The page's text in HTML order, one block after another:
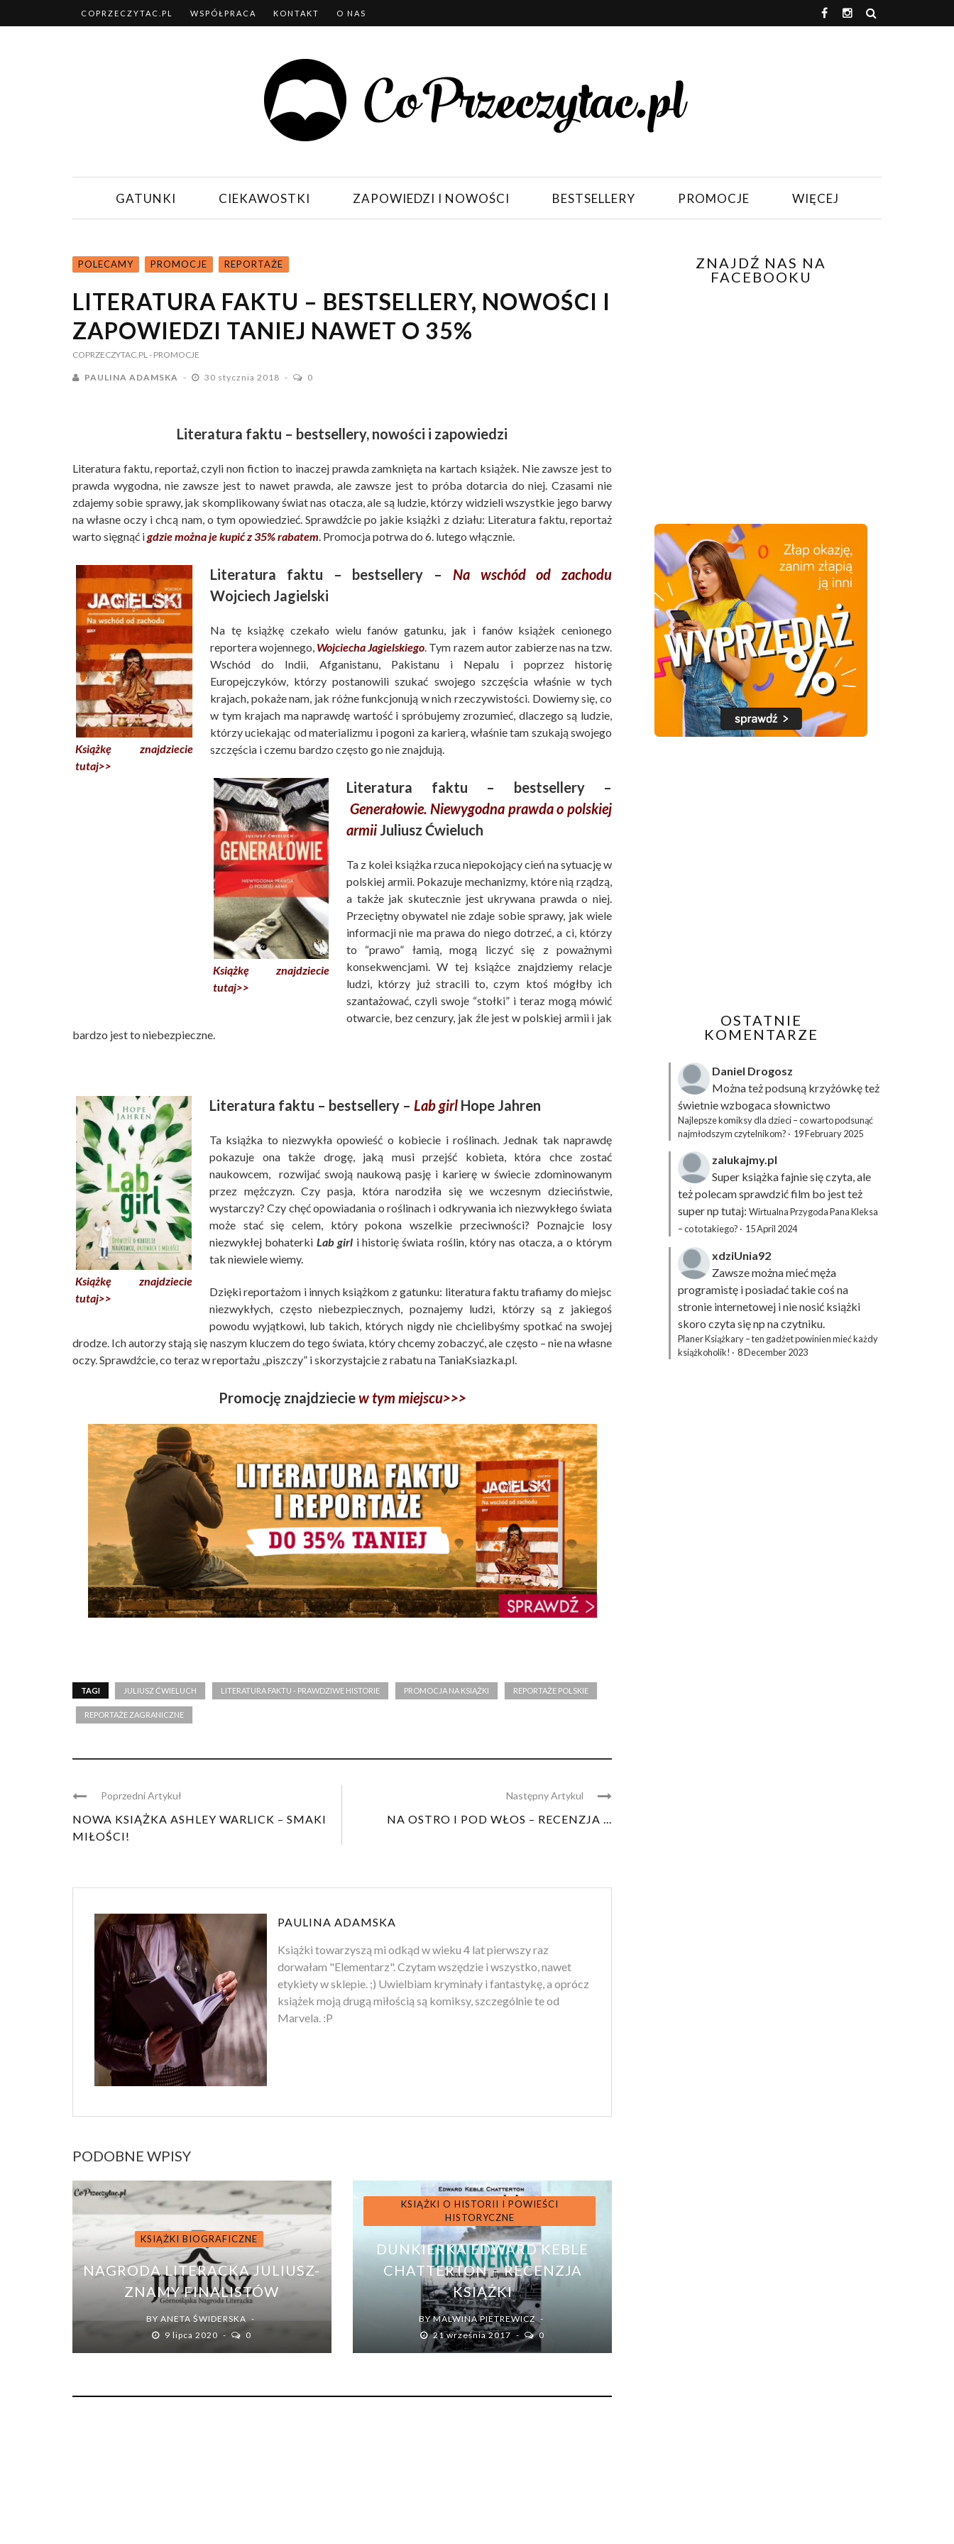
COPRZECZYTAC.PL WSPÓŁPRACA KONTAKT O NAS
GATUNKI CIEKAWOSTKI ZAPOWIEDZI I NOWOŚCI BESTSELLERY PROMOCJE WIĘCEJ
POLECAMY PROMOCJE REPORTAŻE
LITERATURA FAKTU – BESTSELLERY, NOWOŚCI I
ZAPOWIEDZI TANIEJ NAWET O 35%
COPRZECZYTAC.PL- PROMOCJE
PAULINA ADAMSKA 30 stycznia 2018 0
Literatura faktu – bestsellery, nowości i zapowiedzi
Literatura faktu, reportaż, czyli non fiction to inaczej prawda zamknięta na kartach książek. Nie zawsze jest to
prawda wygodna, nie zawsze jest to nawet prawda, ale zawsze jest to próba dotarcia do niej. Czasami nie
zdajemy sobie sprawy, jak skomplikowany świat nas otacza, ale są ludzie, którzy widzieli wszystkie jego barwy
na własne oczy i chcą nam, o tym opowiedzieć. Sprawdźcie po jakie książki z działu: Literatura faktu, reportaż
warto sięgnąć igdzie można je kupić z 35% rabatem. Promocja potrwa do 6. lutego włącznie.
Książkę znajdziecie
tutaj>>
Literatura faktu – bestsellery – Na wschód od zachodu
Wojciech Jagielski
Na tę książkę czekało wielu fanów gatunku, jak i fanów książek cenionego
reportera wojennego, Wojciecha Jagielskiego. Tym razem autor zabierze nas na tzw.
Wschód do Indii, Afganistanu, Pakistanu i Nepalu i poprzez historię
Europejczyków, którzy postanowili szukać swojego szczęścia właśnie w tych
krajach, pokaże nam, jak różne funkcjonują w nich rzeczywistości. Dowiemy się, co
w tym krajach ma naprawdę wartość i spróbujemy zrozumieć, dlaczego są ludzie,
którzy uciekając od materializmu i pogoni za karierą, właśnie tam szukają swojego
szczęścia i czemu bardzo często go nie znajdują.
Książkę znajdziecie
tutaj>>
Literatura faktu – bestsellery –
Generałowie. Niewygodna prawda o polskiej
armii Juliusz Ćwieluch
Ta z kolei książka rzuca niepokojący cień na sytuację w
polskiej armii. Pokazuje mechanizmy, które nią rządzą,
a także jak skutecznie jest ukrywana prawda o niej.
Przeciętny obywatel nie zdaje sobie sprawy, jak wiele
informacji nie ma prawa do niego dotrzeć, a ci, którzy
to “prawo” łamią, mogą liczyć się z poważnymi
konsekwencjami. W tej książce znajdziemy relacje
ludzi, którzy już stracili to, czym ktoś mógłby ich
szantażować, czyli swoje “stołki” i teraz mogą mówić
otwarcie, bez cenzury, jak źle jest w polskiej armii i jak
bardzo jest to niebezpieczne.
Książkę znajdziecie
tutaj>>
Literatura faktu – bestsellery – Lab girl Hope Jahren
Ta książka to niezwykła opowieść o kobiecie i roślinach. Jednak tak naprawdę
pokazuje ona także drogę, jaką musi przejść kobieta, która chce zostać
naukowcem, rozwijać swoją naukową pasję i karierę w świecie zdominowanym
przez mężczyzn. Czy pasja, która narodziła się we wczesnym dzieciństwie,
wystarczy? Czy chęć opowiadania o roślinach i odkrywania ich niezwykłego świata
może stać się celem, który pokona wszelkie przeciwności? Poznajcie losy
niezwykłej bohaterki Lab girl i historię świata roślin, który nas otacza, a o którym
tak niewiele wiemy.
Dzięki reportażom i innych książkom z gatunku: literatura faktu trafiamy do miejsc
niezwykłych, często niebezpiecznych, poznajemy ludzi, którzy są z jakiegoś
powodu wyjątkowi, lub takich, których nigdy nie chcielibyśmy spotkać na swojej
drodze. Ich autorzy stają się naszym kluczem do tego świata, który chcemy zobaczyć, ale często – nie na własne
oczy. Sprawdźcie, co teraz w reportażu „piszczy” i skorzystajcie z rabatu na TaniaKsiazka.pl.
Promocję znajdzieciew tym miejscu>>>
TAGI JULIUSZ ĆWIELUCH LITERATURA FAKTU - PRAWDZIWE HISTORIE PROMOCJA NA KSIĄŻKI REPORTAŻE POLSKIE
REPORTAŻE ZAGRANICZNE
Poprzedni Artykuł
NOWA KSIĄŻKA ASHLEY WARLICK – SMAKI
MIŁOŚCI!
Następny Artykul
NA OSTRO I POD WŁOS – RECENZJA ...
PAULINA ADAMSKA
Książki towarzyszą mi odkąd w wieku 4 lat pierwszy raz
dorwałam "Elementarz". Czytam wszędzie i wszystko, nawet
etykiety w sklepie. ;) Uwielbiam kryminały i fantastykę, a oprócz
książek moją drugą miłością są komiksy, szczególnie te od
Marvela. :P
PODOBNE WPISY
KSIĄŻKI BIOGRAFICZNE
NAGRODA LITERACKA JULIUSZ-
ZNAMY FINALISTÓW
BY ANETA ŚWIDERSKA
9 lipca 2020
0
KSIĄŻKI O HISTORII I POWIEŚCI
HISTORYCZNE
DUNKIERKA EDWARD KEBLE
CHATTERTON – RECENZJA
KSIĄŻKI
BYMALWINA PIETREWICZ
21 września 2017
0
ZNAJDŹ NAS NA
FACEBOOKU
OSTATNIE
KOMENTARZE
Daniel Drogosz
Można też podsuną krzyżówkęteż
świetnie wzbogaca słownictwo
Najlepsze komiksy dla dzieci – co warto podsunąć
najmłodszym czytelnikom? · 19 February 2025
zalukajmy.pl
Super książka fajnie się czyta, ale
też polecam sprawdzić film bo jest też
super np tutaj: Wirtualna Przygoda Pana Kleksa
– co to takiego? · 15 April 2024
xdziUnia92
Zawsze można mieć męża
programistę i posiadać takie coś na
stronie internetowej i nie nosić książki
skoro czyta się np na czytniku.
Planer Książkary – ten gadżet powinien mieć każdy
książkoholik! · 8 December 2023